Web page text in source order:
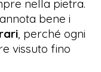
nella pietra.
bene i
, perché ogni
vissuto fino